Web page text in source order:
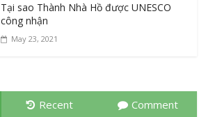
Tại sao Thành Nhà Hồ được UNESCO
công nhận
May 23, 2021
Recent Comment